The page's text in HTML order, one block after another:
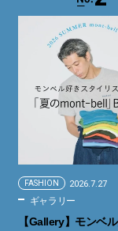
FASHION 2026.7.27
ギャラリー
【Gallery】モンベ